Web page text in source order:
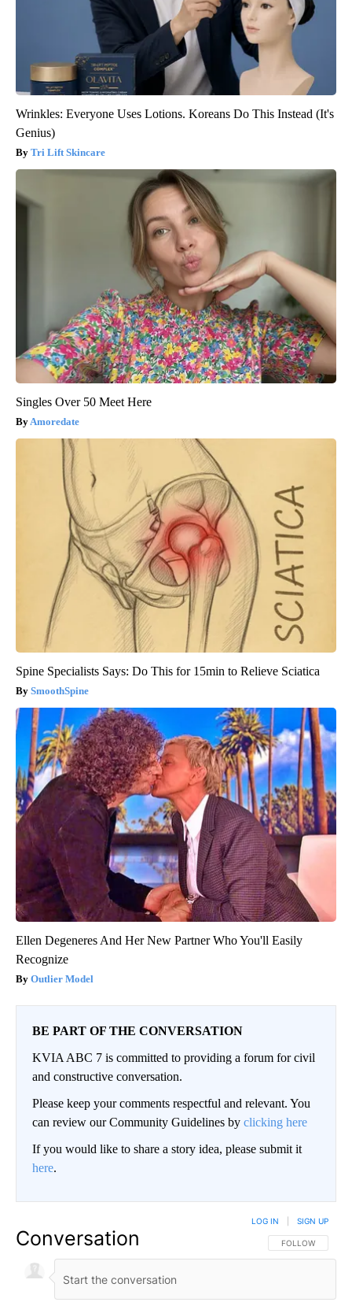
Wrinkles: Everyone Uses Lotions. Koreans Do This Instead (It's
Genius)
Tri Lift Skincare
Singles Over 50 Meet Here
Amoredate
Spine Specialists Says: Do This for 15min to Relieve Sciatica
SmoothSpine
Ellen Degeneres And Her New Partner Who You'll Easily
Recognize
Outlier Model
BE PART OF THE CONVERSATION
KVIA ABC 7 is committed to providing a forum for civil
and constructive conversation.
Please keep your comments respectful and relevant. You
can review our Community Guidelines by clicking here
If you would like to share a story idea, please submit it
here.
Conversation FOLLOW THIS
FOLLOW
LOG IN SIGN UP